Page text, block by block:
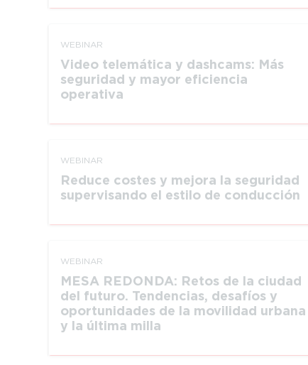
WEBINAR
Video telemática y dashcams: Más
seguridad y mayor eficiencia
operativa
WEBINAR
Reduce costes y mejora la seguridad
supervisando el estilo de conducción
WEBINAR
MESA REDONDA: Retos de la ciudad
del futuro. Tendencias, desafíos y
oportunidades de la movilidad urbana
y la última milla